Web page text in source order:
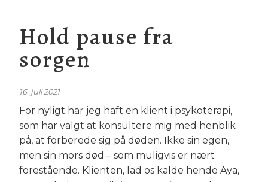
Hold pause fra
sorgen
16. juli 2021
For nyligt har jeg haft en klient i psykoterapi,
som har valgt at konsultere mig med henblik
på, at forberede sig på døden. Ikke sin egen,
men sin mors død – som muligvis er nært
forestående. Klienten, lad os kalde hende Aya,